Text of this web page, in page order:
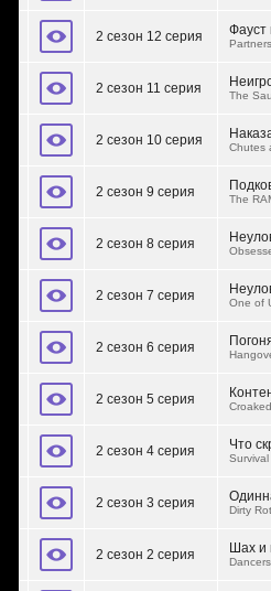
2 сезон 12 серия Фауст
Partners
2 сезон 11 серия The
2 сезон 10 серия Chutes
2 сезон 9 серия The
2 сезон 8 серия
2 сезон 7 серия One of
2 сезон 6 серия
2 сезон 5 серия Croaked
2 сезон 4 серия Что
Survival
2 сезон 3 серия Dirty
2 сезон 2 серия Шах и